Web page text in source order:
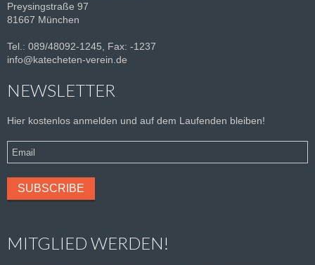
Preysingstraße 97
81667 München
Tel.: 089/48092-1245, Fax: -1237
info@katecheten-verein.de
NEWSLETTER
Hier kostenlos anmelden und auf dem Laufenden bleiben!
MITGLIED WERDEN!